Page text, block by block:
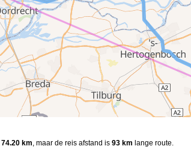
74.20 km, maar de reis afstand is 93 km lange route.